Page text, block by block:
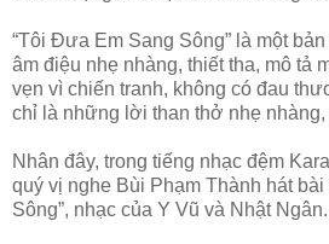
“Tôi Đưa Em Sang Sông” là một
âm điệu nhẹ nhàng, thiết tha, mô tả
vẹn vì chiến tranh, không có đau
chỉ là những lời than thở nhẹ nhàng,
Nhân đây, trong tiếng nhạc đệm
quý vị nghe Bùi Phạm Thành hát
Sông”, nhạc của Y Vũ và Nhật Ngân.